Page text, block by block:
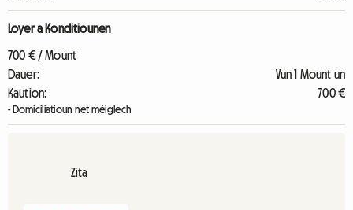
Loyer a Konditiounen
700 € / Mount
Dauer:
Vun 1 Mount un
Kaution:
700 €
- Domiciliatioun net méiglech
Zita